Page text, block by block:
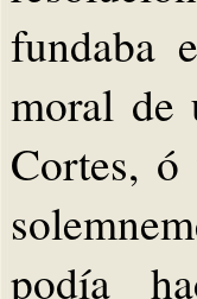
fundaba
moral de
Cortes, ó
podía